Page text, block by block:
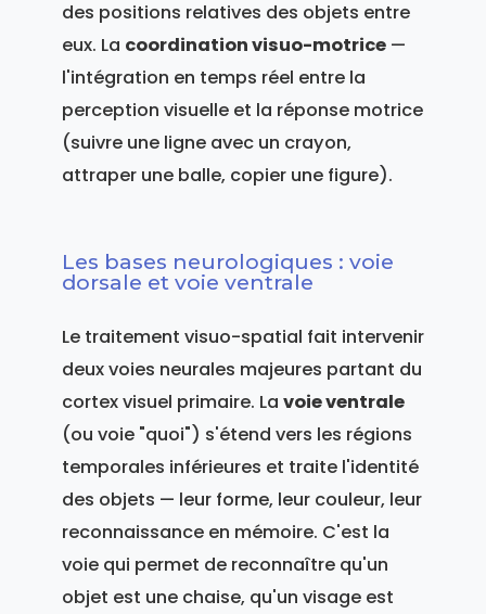
des positions relatives des objets entre
eux. La coordination visuo-motrice—
l'intégration en temps réel entre la
perception visuelle et la réponse motrice
(suivre une ligne avec un crayon,
attraper une balle, copier une figure).
Les bases neurologiques : voie
dorsale et voie ventrale
Le traitement visuo-spatial fait intervenir
deux voies neurales majeures partant du
cortex visuel primaire. La voie ventrale
(ou voie "quoi") s'étend vers les régions
temporales inférieures et traite l'identité
des objets — leur forme, leur couleur, leur
reconnaissance en mémoire. C'est la
voie qui permet de reconnaître qu'un
objet est une chaise, qu'un visage est